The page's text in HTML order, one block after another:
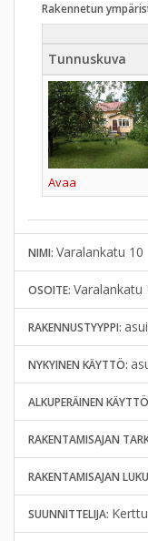
Rakennetun
Tunnuskuva
Avaa
NIMI: Varalankatu 10
OSOITE: Varalankatu
RAKENNUSTYYPPI:
NYKYINEN KÄYTTÖ:
ALKUPERÄINEN
RAKENTAMISAJAN
RAKENTAMISAJAN
SUUNNITTELIJA: